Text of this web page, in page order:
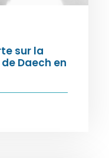
sur la
Daech en